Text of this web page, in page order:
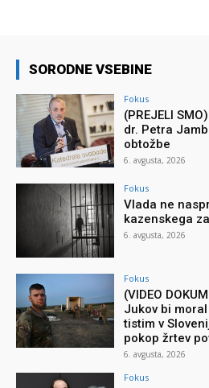
SORODNE VSEBINE
Fokus
(PREJELI
dr. Petra
obtožbe
6. avgusta, 2026
Fokus
Vlada ne
kazenskega
6. avgusta, 2026
Fokus
(VIDEO
Jukov bi
tistim v
pokop žrtev
6. avgusta, 2026
Fokus